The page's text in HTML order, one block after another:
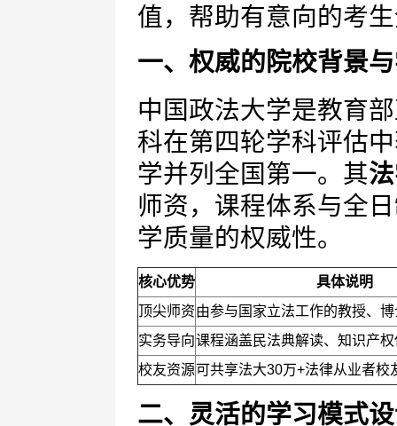
值，帮助有意向的考
一、权威的院校背景
中国政法大学是教育
科在第四轮学科评估
学并列全国第一。其
师资，课程体系与全
学质量的权威性。
核心优势
具体说明
顶尖师资由参与国家立法工作的教授、
实务导向课程涵盖民法典解读、知识产
校友资源可共享法大30万+法律从业者校
二、灵活的学习模式